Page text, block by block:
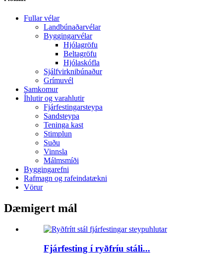
Fullar vélar
Landbúnaðarvélar
Byggingarvélar
Hjólagröfu
Beltagröfu
Hjólaskófla
Sjálfvirknibúnaður
Grímuvél
Samkomur
Íhlutir og varahlutir
Fjárfestingarsteypa
Sandsteypa
Teninga kast
Stimplun
Suðu
Vinnsla
Málmsmíði
Byggingarefni
Rafmagn og rafeindatækni
Vörur
Dæmigert mál
Fjárfesting í ryðfríu stáli...